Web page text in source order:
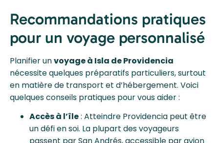
Recommandations pratiques
pour un voyage personnalisé
Planifier unvoyage à Isla de Providencia
nécessite quelques préparatifs particuliers, surtout
en matière de transport et d’hébergement. Voici
quelques conseils pratiques pour vous aider :
Accès à l’île: Atteindre Providencia peut être
un défi en soi. La plupart des voyageurs